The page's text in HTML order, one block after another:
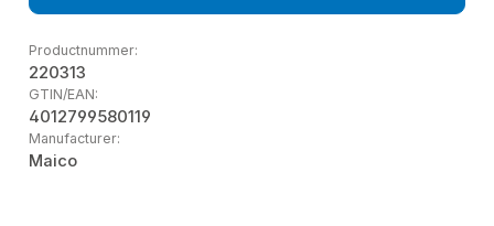
Productnummer:
220313
GTIN/EAN:
4012799580119
Manufacturer:
Maico